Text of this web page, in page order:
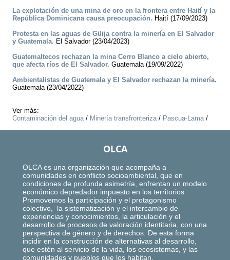
La explotación de una mina de oro en la frontera entre Haití y la
República Dominicana causa preocupación. Haití (17/09/2023)
Protesta en las aguas de Güija contra la minería en El Salvador
y Guatemala. El Salvador (23/04/2023)
Guatemaltecos rechazan la mina Cerro Blanco a cielo abierto,
que afecta ríos de El Salvador. Guatemala (19/09/2022)
Ambientalistas de Guatemala y El Salvador rechazan la minería.
Guatemala (23/04/2022)
Ver más:
Contaminación del agua/ Minería transfronteriza/ Pascua-Lama/
OLCA
OLCA es una organización que acompaña a
comunidades en conflicto socioambiental, que en
condiciones de profunda asimetría, enfrentan un modelo
económico depredador impuesto en los territorios.
Promovemos la participación y el protagonismo
colectivo, la sistematización y el intercambio de
experiencias y conocimientos, la articulación y el
desarrollo de procesos de valoración identitaria, con una
perspectiva de género y de derechos. De esta forma
incidir en la construcción de alternativas al desarrollo,
que estén al servicio de la vida, los ecosistemas, y las
comunidades y pueblos que los habitan.